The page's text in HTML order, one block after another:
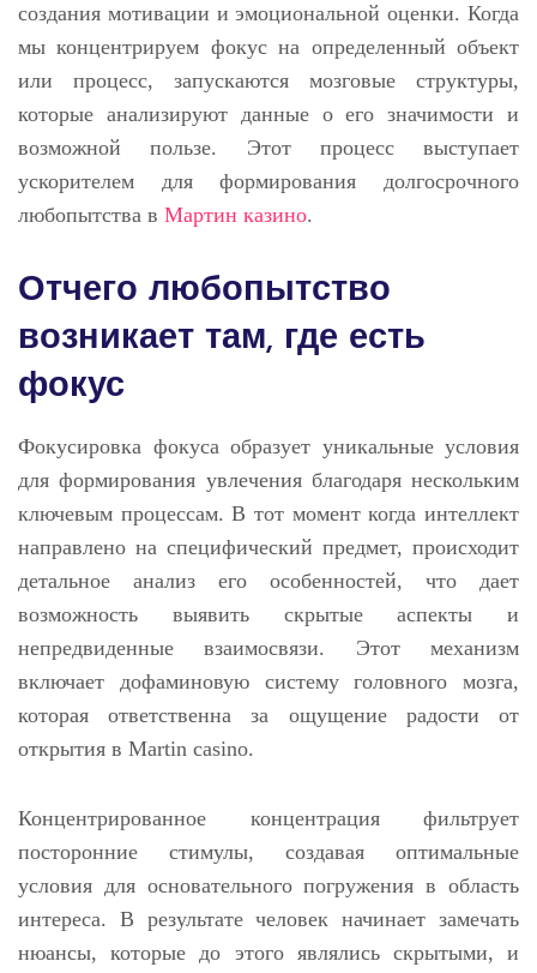
создания мотивации и эмоциональной оценки. Когда
мы концентрируем фокус на определенный объект
или процесс, запускаются мозговые структуры,
которые анализируют данные о его значимости и
возможной пользе. Этот процесс выступает
ускорителем для формирования долгосрочного
любопытства в Мартин казино.
Отчего любопытство
возникает там, где есть
фокус
Фокусировка фокуса образует уникальные условия
для формирования увлечения благодаря нескольким
ключевым процессам. В тот момент когда интеллект
направлено на специфический предмет, происходит
детальное анализ его особенностей, что дает
возможность выявить скрытые аспекты и
непредвиденные взаимосвязи. Этот механизм
включает дофаминовую систему головного мозга,
которая ответственна за ощущение радости от
открытия в Martin casino.
Концентрированное концентрация фильтрует
посторонние стимулы, создавая оптимальные
условия для основательного погружения в область
интереса. В результате человек начинает замечать
нюансы, которые до этого являлись скрытыми, и